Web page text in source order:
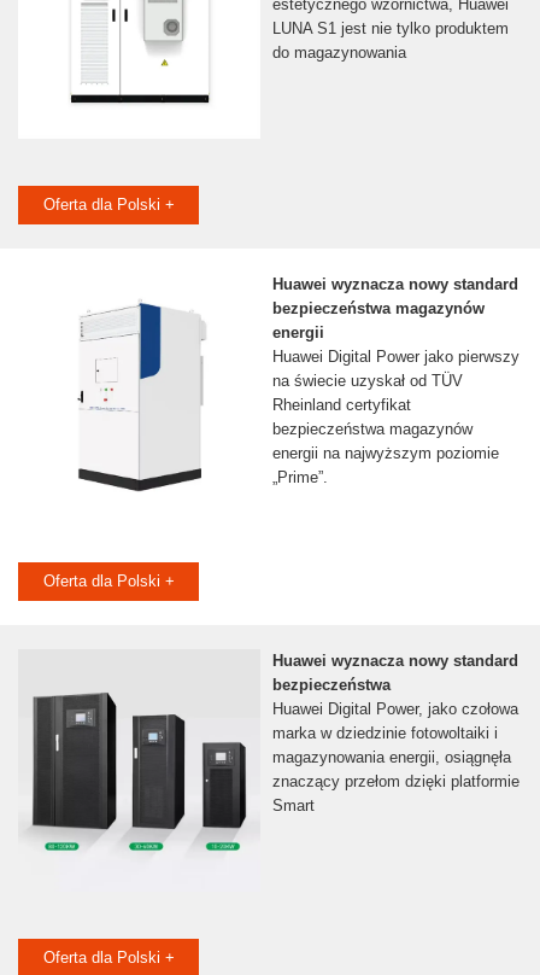
estetycznego wzornictwa, Huawei
LUNA S1 jest nie tylko produktem
do magazynowania
Oferta dla Polski +
Huawei wyznacza nowy standard
bezpieczeństwa magazynów
energii
Huawei Digital Power jako pierwszy
na świecie uzyskał od TÜV
Rheinland certyfikat
bezpieczeństwa magazynów
energii na najwyższym poziomie
„Prime”.
Oferta dla Polski +
Huawei wyznacza nowy standard
bezpieczeństwa
Huawei Digital Power, jako czołowa
marka w dziedzinie fotowoltaiki i
magazynowania energii, osiągnęła
znaczący przełom dzięki platformie
Smart
Oferta dla Polski +